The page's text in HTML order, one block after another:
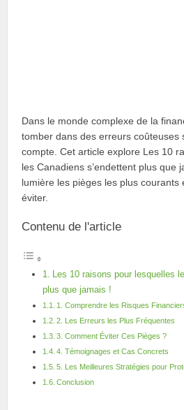
Dans le monde complexe de la
tomber dans des erreurs coûteuses
compte. Cet article explore Les 10
les Canadiens s’endettent plus que
lumière les pièges les plus courants
éviter.
Contenu de l'article
Les 10 raisons pour lesquelles
plus que jamais !
1. Comprendre les Risques
2. Les Erreurs les Plus Fréquentes
3. Comment Éviter Ces Pièges ?
4. Témoignages et Cas Concrets
5. Les Meilleures Stratégies pour
Conclusion